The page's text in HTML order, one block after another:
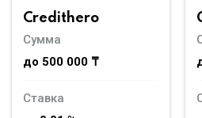
Credithero
Сумма
до 500 000 ₸
Ставка